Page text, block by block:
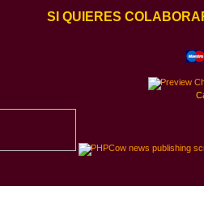
SI QUIERES